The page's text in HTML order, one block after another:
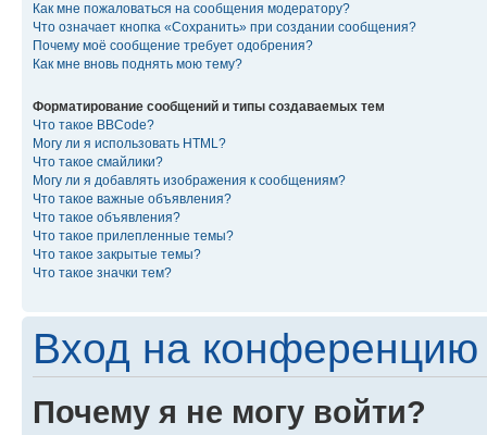
Как мне пожаловаться на сообщения модератору?
Что означает кнопка «Сохранить» при создании сообщения?
Почему моё сообщение требует одобрения?
Как мне вновь поднять мою тему?
Форматирование сообщений и типы создаваемых тем
Что такое BBCode?
Могу ли я использовать HTML?
Что такое смайлики?
Могу ли я добавлять изображения к сообщениям?
Что такое важные объявления?
Что такое объявления?
Что такое прилепленные темы?
Что такое закрытые темы?
Что такое значки тем?
Вход на конференцию
Почему я не могу войти?